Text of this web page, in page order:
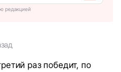
редакцией
раз победит, по